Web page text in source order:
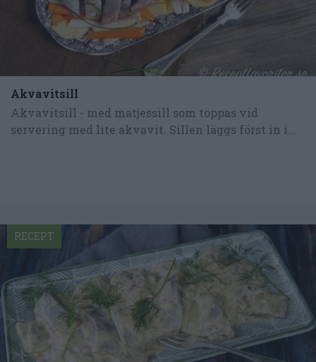
Akvavitsill
Akvavitsill - med matjessill som toppas vid
servering med lite akvavit. Sillen läggs först in i...
RECEPT